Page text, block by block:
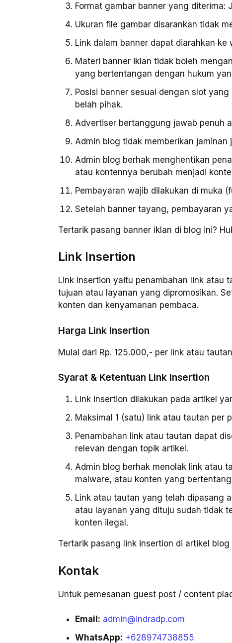
Format gambar banner yang diterima:
Ukuran file gambar disarankan tidak
Link dalam banner dapat diarahkan
Materi banner iklan tidak boleh
yang bertentangan dengan hukum
Posisi banner sesuai dengan slot
belah pihak.
Advertiser bertanggung jawab penuh
Admin blog tidak memberikan
Admin blog berhak menghentikan
atau kontennya berubah menjadi
Pembayaran wajib dilakukan di muka
Setelah banner tayang, pembayaran
Tertarik pasang banner iklan di blog ini?
Link Insertion
Link Insertion yaitu penambahan link atau
tujuan atau layanan yang dipromosikan.
konten dan kenyamanan pembaca.
Harga Link Insertion
Mulai dari Rp. 125.000,- per link atau
Syarat & Ketentuan Link Insertion
Link insertion dilakukan pada artikel
Maksimal 1 (satu) link atau tautan per
Penambahan link atau tautan dapat
relevan dengan topik artikel.
Admin blog berhak menolak link atau
malware, atau konten yang
Link atau tautan yang telah dipasang
atau layanan yang dituju sudah tidak
konten ilegal.
Tertarik pasang link insertion di artikel
Kontak
Untuk pemesanan guest post / content
Email: admin@indradp.com
WhatsApp: +628974738855